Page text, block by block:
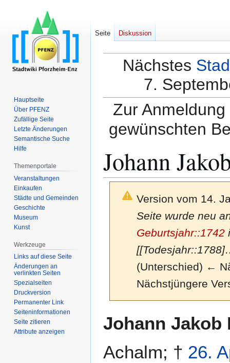
Nächstes
7.
Zur
gewünschten
Johann
Version vom 14.
Seite wurde neu
Geburtsjahr::1742
(Unterschied) ←
Nächstjüngere
Navigation
Suche
Johann Jakob
Achalm; † 26.
Seite Diskussion
Hauptseite
Über PFENZ
Zufällige Seite
Letzte Änderungen
Semantische Suche
Hilfe
Themenportale
Veranstaltungen
Einkaufen
Städte und Gemeinden
Geschichte
Museum
Kunst
Werkzeuge
Links auf diese Seite
Änderungen an
verlinkten Seiten
Spezialseiten
Druckversion
Permanenter Link
Seiten­­informationen
Seite zitieren
Attribute anzeigen